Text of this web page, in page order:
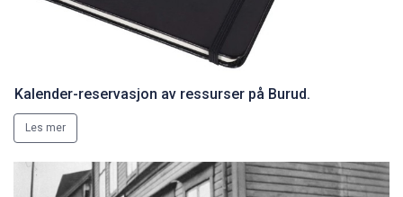
Kalender-reservasjon av ressurser på Burud.
Les mer